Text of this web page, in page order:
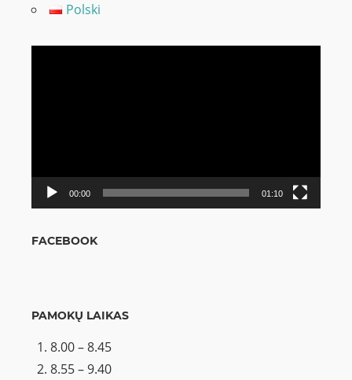
Polski
00:00 01:10
FACEBOOK
PAMOKŲ LAIKAS
8.00 – 8.45
8.55 – 9.40